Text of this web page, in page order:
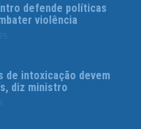
defende políticas
violência
de intoxicação devem
diz ministro